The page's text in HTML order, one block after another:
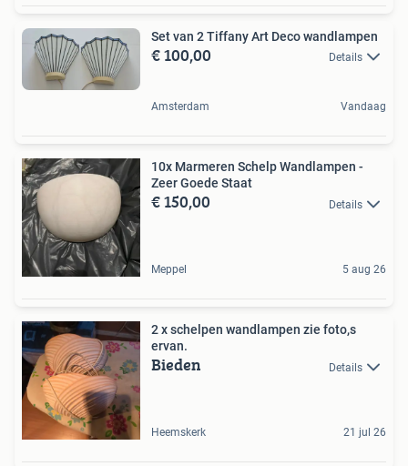
Set van 2 Tiffany Art Deco wandlampen
€ 100,00 Details
Amsterdam Vandaag
10x Marmeren Schelp Wandlampen -
Zeer Goede Staat
€ 150,00 Details
Meppel 5 aug 26
2 x schelpen wandlampen zie foto,s
ervan.
Bieden Details
Heemskerk 21 jul 26